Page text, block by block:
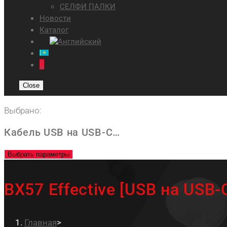
СЕЛФИ ПАЛКИ
Новости
Каталог
0
Close
Выбрано:
Кабель USB на USB-C…
Выбрать параметры
BX57 Effective [USB на USB-
Главная>